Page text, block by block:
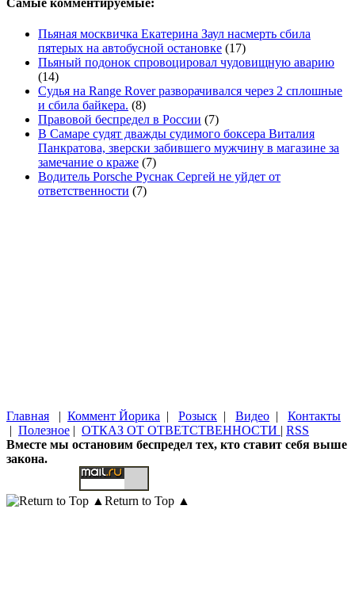
Пьяная москвичка Екатерина Заул насмерть сбила
пятерых на автобусной остановке (17)
Пьяный подонок спровоцировал чудовищную аварию
(14)
Судья на Range Rover разворачивался через 2 сплошные
и сбила байкера. (8)
Правовой беспредел в России (7)
В Самаре судят дважды судимого боксера Виталия
Панкратова, зверски забившего мужчину в магазине за
замечание о краже (7)
Водитель Porsche Руснак Сергей не уйдет от
ответственности (7)
Главная | Коммент Йорика | Розыск | Видео | Контакты
| Полезное | ОТКАЗ ОТ ОТВЕТСТВЕННОСТИ | RSS
Вместе мы остановим беспредел тех, кто ставит себя выше
закона.
Return to Top ▲